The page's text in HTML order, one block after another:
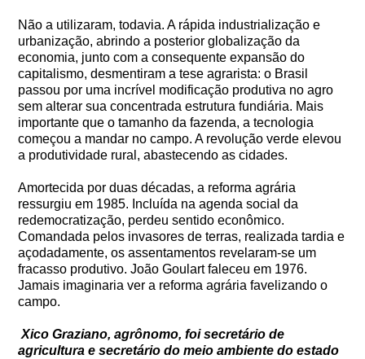
Não a utilizaram, todavia. A rápida industrialização e
urbanização, abrindo a posterior globalização da
economia, junto com a consequente expansão do
capitalismo, desmentiram a tese agrarista: o Brasil
passou por uma incrível modificação produtiva no agro
sem alterar sua concentrada estrutura fundiária. Mais
importante que o tamanho da fazenda, a tecnologia
começou a mandar no campo. A revolução verde elevou
a produtividade rural, abastecendo as cidades.
Amortecida por duas décadas, a reforma agrária
ressurgiu em 1985. Incluída na agenda social da
redemocratização, perdeu sentido econômico.
Comandada pelos invasores de terras, realizada tardia e
açodadamente, os assentamentos revelaram-se um
fracasso produtivo. João Goulart faleceu em 1976.
Jamais imaginaria ver a reforma agrária favelizando o
campo.
Xico Graziano, agrônomo, foi secretário de
agricultura e secretário do meio ambiente do estado